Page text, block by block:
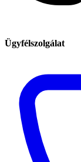
Ügyfélszolgálat